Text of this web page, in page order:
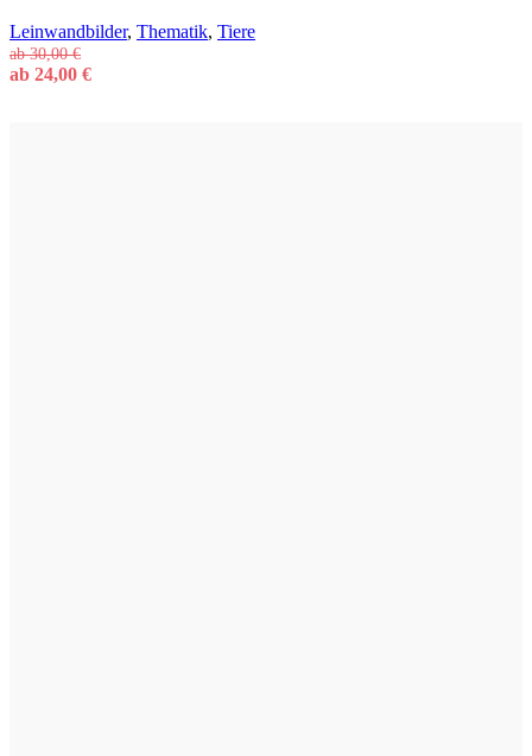
Leinwandbilder, Thematik, Tiere
ab30,00€
ab 24,00 €